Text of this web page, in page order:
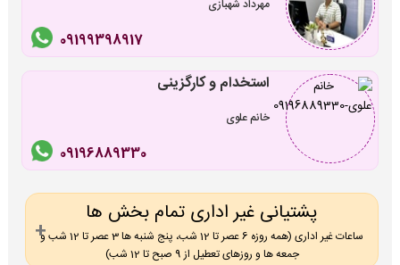
مهرداد شهبازی
09199398917
استخدام و کارگزینی
خانم علوی
09196889330
پشتیانی غیر اداری تمام بخش ها
ساعات غیر اداری (همه روزه 6 عصر تا 12 شب، پنج شنبه ها 3 عصر تا 12 شب و
جمعه ها و روزهای تعطیل از 9 صبح تا 12 شب)